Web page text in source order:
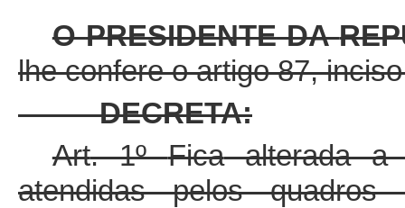
OPRESIDENTEDA
lhe confereoartigo87,inciso
DECRETA:
Art. 1ºFica alterada
atendidas
pelos quadros